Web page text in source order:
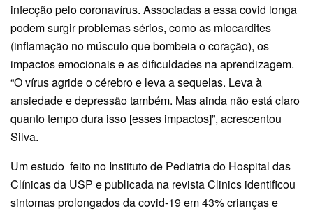
infecção pelo coronavírus. Associadas a essa covid longa
podem surgir problemas sérios, como as miocardites
(inflamação no músculo que bombeia o coração), os
impactos emocionais e as dificuldades na aprendizagem.
“O vírus agride o cérebro e leva a sequelas. Leva à
ansiedade e depressão também. Mas ainda não está claro
quanto tempo dura isso [esses impactos]”, acrescentou
Silva.
Um estudo feito no Instituto de Pediatria do Hospital das
Clínicas da USP e publicada na revista Clinics identificou
sintomas prolongados da covid-19 em 43% crianças e